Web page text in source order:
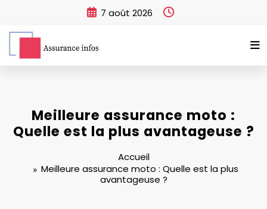
7 août 2026
Meilleure assurance moto :
Quelle est la plus avantageuse ?
Accueil
Meilleure assurance moto : Quelle est la plus
avantageuse ?